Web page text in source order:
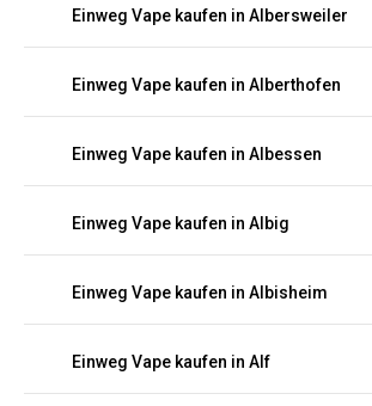
Einweg Vape kaufen in Albersweiler
Einweg Vape kaufen in Alberthofen
Einweg Vape kaufen in Albessen
Einweg Vape kaufen in Albig
Einweg Vape kaufen in Albisheim
Einweg Vape kaufen in Alf